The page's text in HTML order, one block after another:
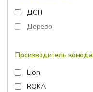
ДСП
Дерево
Производитель комода
Lion
ROKA